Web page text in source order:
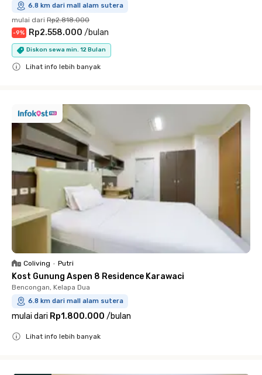
6.8 km dari mall alam sutera
mulai dari Rp2.818.000
-9% Rp2.558.000 /bulan
Diskon sewa min. 12 Bulan
Lihat info lebih banyak
Coliving • Putri
Kost Gunung Aspen 8 Residence Karawaci
Bencongan, Kelapa Dua
6.8 km dari mall alam sutera
mulai dari Rp1.800.000 /bulan
Lihat info lebih banyak